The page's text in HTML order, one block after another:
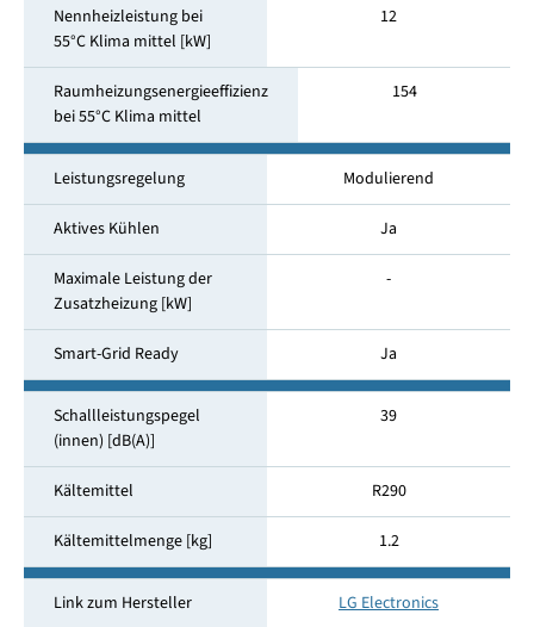
Nennheizleistung bei
55°C Klima mittel [kW]
12
Raumheizungsenergieeffizienz
bei 55°C Klima mittel
154
Leistungsregelung Modulierend
Aktives Kühlen Ja
Maximale Leistung der
Zusatzheizung [kW]
-
Smart-Grid Ready Ja
Schallleistungspegel
(innen) [dB(A)]
39
Kältemittel R290
Kältemittelmenge [kg] 1.2
Link zum Hersteller LG Electronics